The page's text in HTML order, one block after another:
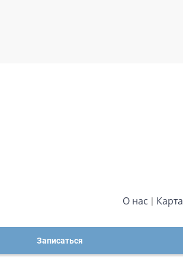
О нас Карта
Записаться